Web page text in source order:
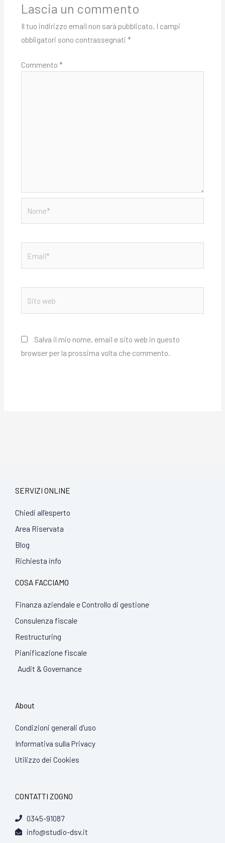
Lascia un commento
Il tuo indirizzo email non sarà pubblicato. I campi
obbligatori sono contrassegnati *
Commento *
Salva il mio nome, email e sito web in questo
browser per la prossima volta che commento.
SERVIZI ONLINE
Chiedi all'esperto
Area Riservata
Blog
Richiesta info
COSA FACCIAMO
Finanza aziendale e Controllo di gestione
Consulenza fiscale
Restructuring
Pianificazione fiscale
Audit & Governance
About
Condizioni generali d'uso
Informativa sulla Privacy
Utilizzo dei Cookies
CONTATTI ZOGNO
0345-91087
info@studio-dsv.it